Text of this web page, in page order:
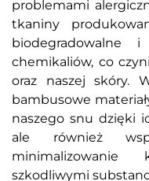
problemami
tkaniny
biodegradowalne
chemikaliów, co
oraz naszej skóry.
bambusowe
naszego snu dzięki
ale również
szkodliwymi